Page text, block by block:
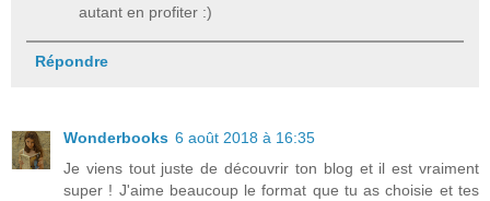
autant en profiter :)
Répondre
Wonderbooks 6 août 2018 à 16:35
Je viens tout juste de découvrir ton blog et il est vraiment
super ! J'aime beaucoup le format que tu as choisie et tes